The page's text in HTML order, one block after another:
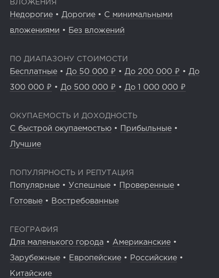
ВЛОЖЕНИЯ
Недорогие • Дорогие • С минимальными
вложениями • Без вложений
ПО ДИАПАЗОНУ СТОИМОСТИ
Бесплатные • До 50 000 ₽ • До 200 000 ₽ • До
300 000 ₽ • До 500 000 ₽ • До 1 000 000 ₽
ОКУПАЕМОСТЬ И ДОХОДНОСТЬ
С быстрой окупаемостью • Прибыльные •
Лучшие
ПОПУЛЯРНОСТЬ И РЕПУТАЦИЯ
Популярные • Успешные • Проверенные •
Готовые • Востребованные
ГЕОГРАФИЯ
Для маленького города • Американские •
Зарубежные • Европейские • Российские •
Китайские